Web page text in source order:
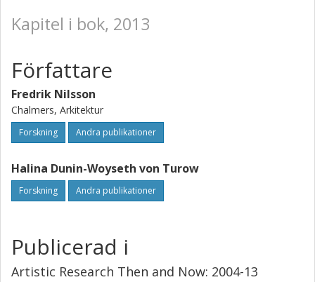
Kapitel i bok, 2013
Författare
Fredrik Nilsson
Chalmers, Arkitektur
Forskning Andra publikationer
Halina Dunin-Woyseth von Turow
Forskning Andra publikationer
Publicerad i
Artistic Research Then and Now: 2004-13